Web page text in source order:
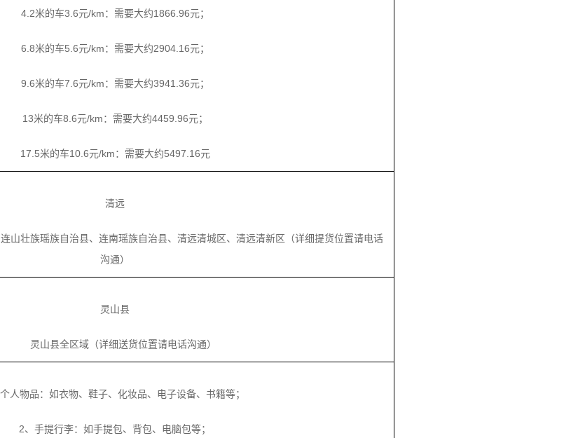
4.2米的车3.6元/km：需要大约1866.96元；
6.8米的车5.6元/km：需要大约2904.16元；
9.6米的车7.6元/km：需要大约3941.36元；
13米的车8.6元/km：需要大约4459.96元；
17.5米的车10.6元/km：需要大约5497.16元
清远
壮族瑶族自治县、连南瑶族自治县、清远清城区、清远清新区（详细提货位置请电话
沟通）
灵山县
灵山县全区域（详细送货位置请电话沟通）
人物品：如衣物、鞋子、化妆品、电子设备、书籍等；
2、手提行李：如手提包、背包、电脑包等；